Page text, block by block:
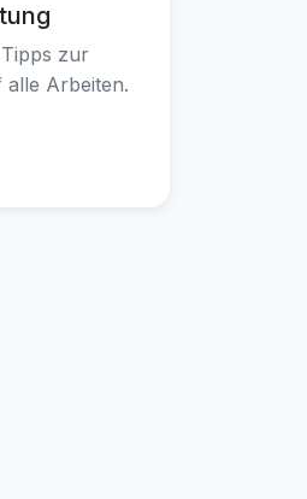
zur
alle Arbeiten.